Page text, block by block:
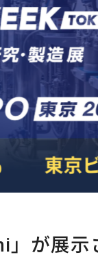
が展示